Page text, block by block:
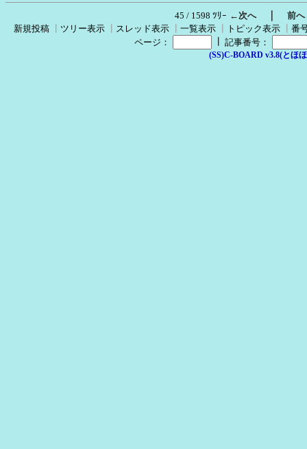
45 / 1598 ﾂﾘｰ ←次へ｜ 前
新規投稿
ツリー表示 スレッド表示 一覧表示 トピック表示
番
ページ：
記事番号：
(SS)C-BOARD v3.8(とほ